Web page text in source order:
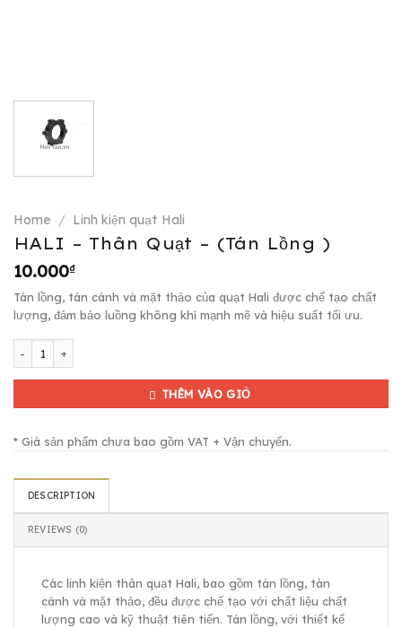
Home / Linh kiện quạt Hali
HALI – Thân Quạt – (Tán Lồng )
10.000₫
Tán lồng, tán cánh và mặt thảo của quạt Hali được chế tạo chất
lượng, đảm bảo luồng không khí mạnh mẽ và hiệu suất tối ưu.
HALI - Thân Quạt - (Tán Lồng ) quantity
THÊM VÀO GIỎ
* Giá sản phẩm chưa bao gồm VAT + Vận chuyển.
DESCRIPTION
REVIEWS (0)
Các linh kiện thân quạt Hali, bao gồm tán lồng, tán
cánh và mặt thảo, đều được chế tạo với chất liệu chất
lượng cao và kỹ thuật tiên tiến. Tán lồng, với thiết kế